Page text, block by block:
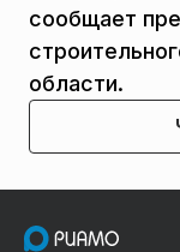
сообщает
области.